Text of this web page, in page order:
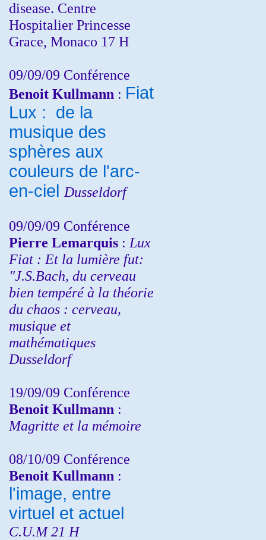
disease. Centre
Hospitalier Princesse
Grace, Monaco 17 H
09/09/09 Conférence
Benoit Kullmann : Fiat
Lux : de la
musique des
sphères aux
couleurs de l'arc-
en-ciel Dusseldorf
09/09/09 Conférence
Pierre Lemarquis : Lux
Fiat : Et la lumière fut:
"J.S.Bach, du cerveau
bien tempéré à la théorie
du chaos : cerveau,
musique et
mathématiques
Dusseldorf
19/09/09 Conférence
Benoit Kullmann :
Magritte et la mémoire
08/10/09 Conférence
Benoit Kullmann :
l'image, entre
virtuel et actuel
C.U.M 21 H